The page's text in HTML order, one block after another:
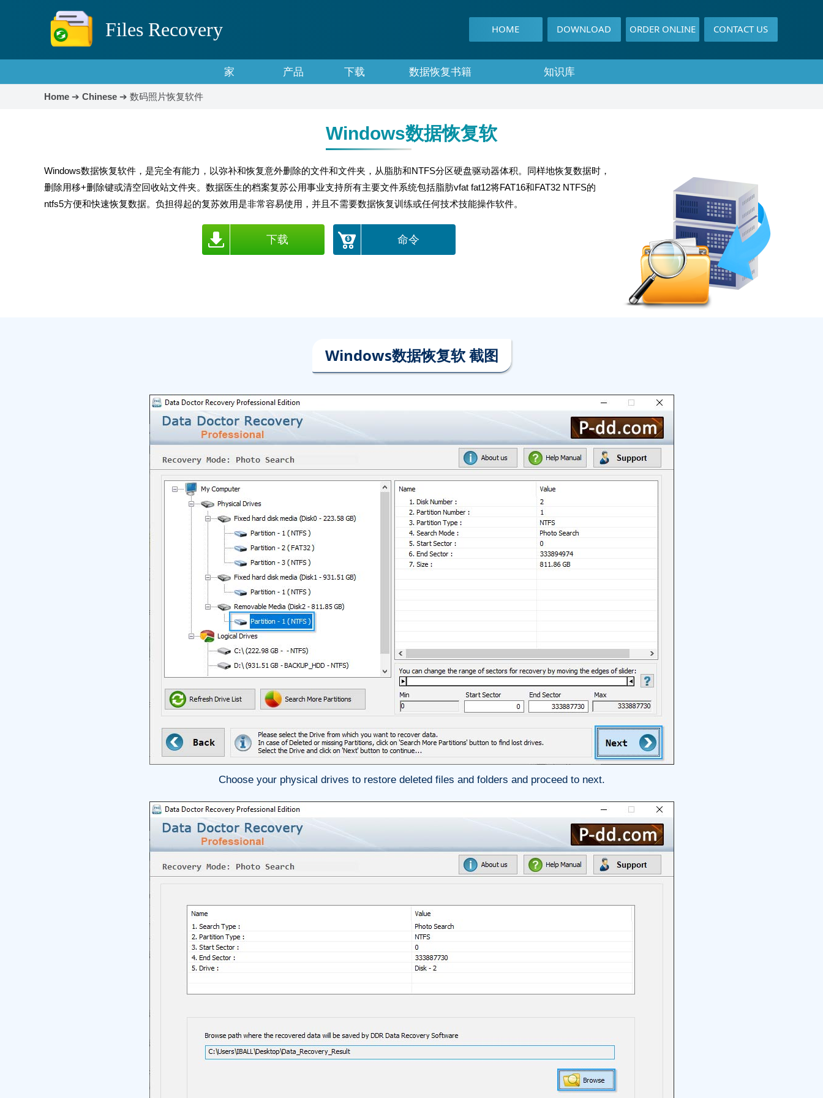
Files Recovery HOME DOWNLOAD ORDER ONLINE CONTACT US
家 产品 下载 数据恢复书籍 知识库
Home➔ Chinese➔ 数码照片恢复软件
Windows数据恢复软
Windows数据恢复软件，是完全有能力，以弥补和恢复意外删除的文件和文件夹，从脂肪和NTFS分区硬盘驱动器体积。同样地恢复数据时，
删除用移+删除键或清空回收站文件夹。数据医生的档案复苏公用事业支持所有主要文件系统包括脂肪vfat fat12将FAT16和FAT32 NTFS的
ntfs5方便和快速恢复数据。负担得起的复苏效用是非常容易使用，并且不需要数据恢复训练或任何技术技能操作软件。
下载 命令
Windows数据恢复软 截图
Choose your physical drives to restore deleted files and folders and proceed to next.